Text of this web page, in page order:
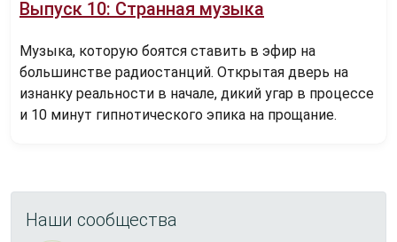
Выпуск 10: Странная музыка
Музыка, которую боятся ставить в эфир на
большинстве радиостанций. Открытая дверь на
изнанку реальности в начале, дикий угар в процессе
и 10 минут гипнотического эпика на прощание.
Наши сообщества